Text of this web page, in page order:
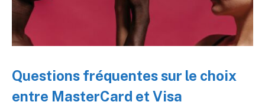
Questions fréquentes sur le choix
entre MasterCard et Visa